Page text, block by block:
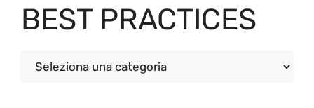
BEST PRACTICES
Categorie